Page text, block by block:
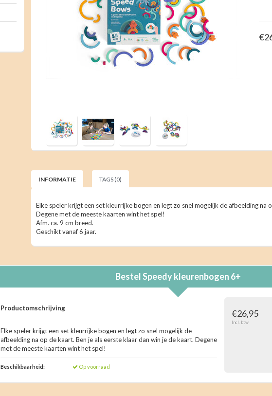
INFORMATIE TAGS (0)
Elke speler krijgt een set kleurrijke bogen en legt zo snel mogelijk de afbeelding na
Degene met de meeste kaarten wint het spel!
Afm. ca. 9 cm breed.
Geschikt vanaf 6 jaar.
BestelSpeedy kleurenbogen 6+
Productomschrijving
Elke speler krijgt een set kleurrijke bogen en legt zo snel mogelijk de
afbeelding na op de kaart. Ben je als eerste klaar dan win je de kaart. Degene
met de meeste kaarten wint het spel!
Beschikbaarheid: Op voorraad
€26,95
Incl. btw